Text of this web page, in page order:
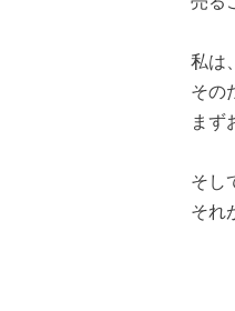
私は
その
まず
そし
それ